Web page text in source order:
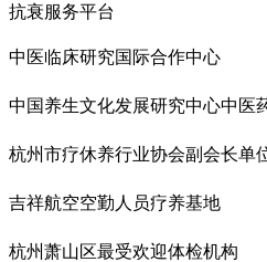
抗衰服务平台
中医临床研究国际合作中心
中国养生文化发展研究中心中医
杭州市疗休养行业协会副会长单
吉祥航空空勤人员疗养基地
杭州萧山区最受欢迎体检机构